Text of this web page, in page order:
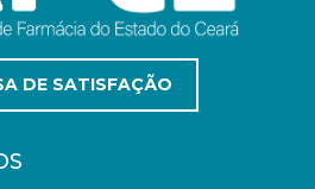
DE SATISFAÇÃO